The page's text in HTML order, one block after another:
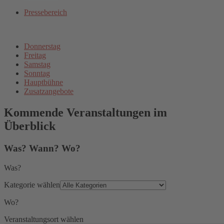
Pressebereich
Donnerstag
Freitag
Samstag
Sonntag
Hauptbühne
Zusatzangebote
Kommende Veranstaltungen im
Überblick
Was? Wann? Wo?
Was?
Kategorie wählen
Wo?
Veranstaltungsort wählen